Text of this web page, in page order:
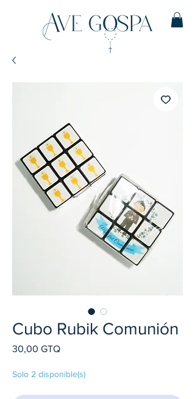
Cubo Rubik Comunión
30,00 GTQPrecio
Solo 2 disponible(s)